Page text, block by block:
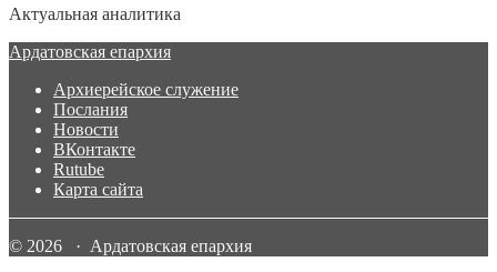
Актуальная аналитика
Ардатовская епархия
Архиерейское служение
Послания
Новости
ВКонтакте
Rutube
Карта сайта
© 2026 · Ардатовская епархия